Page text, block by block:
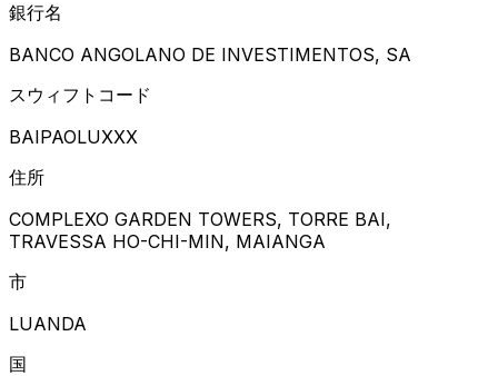
銀行名
BANCO ANGOLANO DE INVESTIMENTOS, SA
スウィフトコード
BAIPAOLUXXX
住所
COMPLEXO GARDEN TOWERS, TORRE BAI,
TRAVESSA HO-CHI-MIN, MAIANGA
市
LUANDA
国